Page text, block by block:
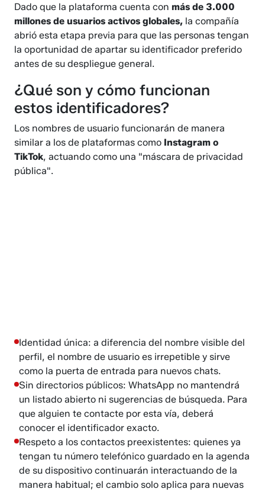
Dado que la plataforma cuenta conmás de 3.000
millones de usuarios activos globales, la compañía
abrió esta etapa previa para que las personas tengan
la oportunidad de apartar su identificador preferido
antes de su despliegue general.
¿Qué son y cómo funcionan
estos identificadores?
Los nombres de usuario funcionarán de manera
similar a los de plataformas como Instagram o
TikTok, actuando como una "máscara de privacidad
pública".
Identidad única: a diferencia del nombre visible del
perfil, el nombre de usuario es irrepetible y sirve
como la puerta de entrada para nuevos chats.
Sin directorios públicos: WhatsApp no mantendrá
un listado abierto ni sugerencias de búsqueda. Para
que alguien te contacte por esta vía, deberá
conocer el identificador exacto.
Respeto a los contactos preexistentes: quienes ya
tengan tu número telefónico guardado en la agenda
de su dispositivo continuarán interactuando de la
manera habitual; el cambio solo aplica para nuevas